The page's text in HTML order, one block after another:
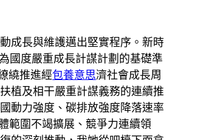
成長與維護邁出堅實程序。新時
國度嚴重成長計謀計劃的基礎準
繞推進經包養意思濟社會成長周
植及相干嚴重計謀義務的連續推
動力強度、碳排放強度降落速率
範圍不竭擴展、競爭力連續領